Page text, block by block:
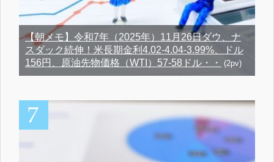
【朝メモ】令和7年（2025年）11月26日ダウ、ナ
スダック続伸！米長期金利4.02-4.04-3.99%、ドル
156円、原油先物価格（WTI）57-58ドル・・
(2pv)